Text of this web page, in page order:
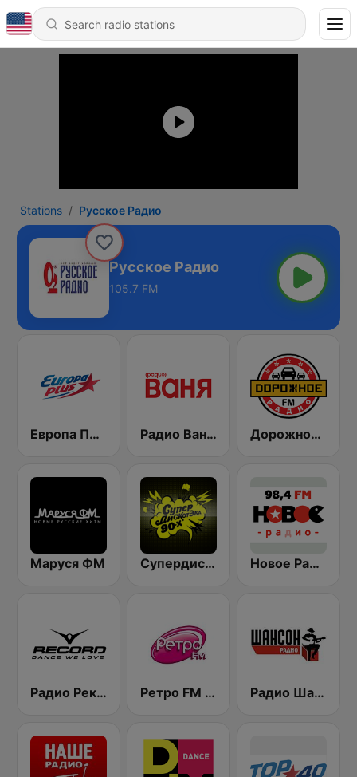
Stations Русское Радио
Русское Радио
105.7 FM
Европа Плюс (Europa Plus) Радио Ваня (Radio Vanya) Дорожное Радио (Dorojnoe Radio)
Маруся ФМ Супердискотека 90х Радио Рекорд (Radio Record 90s Superdisco) Новое Радио (New Radio, Novoe Radio)
Радио Рекорд 101.9 (Radio Record) Ретро FM (Retro FM) Радио Шансон (Chanson)